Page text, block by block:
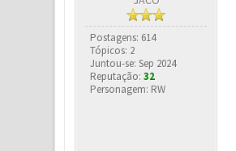
Postagens: 614
Tópicos: 2
Juntou-se: Sep 2024
Reputação:32
Personagem: RW